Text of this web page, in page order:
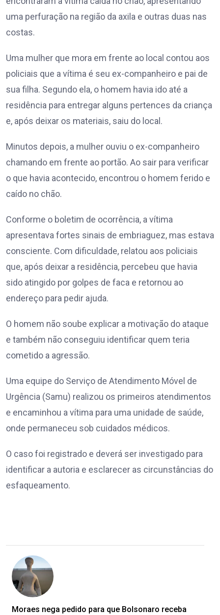
uma perfuração na região da axila e outras duas nas
costas.
Uma mulher que mora em frente ao local contou aos
policiais que a vítima é seu ex-companheiro e pai de
sua filha. Segundo ela, o homem havia ido até a
residência para entregar alguns pertences da criança
e, após deixar os materiais, saiu do local.
Minutos depois, a mulher ouviu o ex-companheiro
chamando em frente ao portão. Ao sair para verificar
o que havia acontecido, encontrou o homem ferido e
caído no chão.
Conforme o boletim de ocorrência, a vítima
apresentava fortes sinais de embriaguez, mas estava
consciente. Com dificuldade, relatou aos policiais
que, após deixar a residência, percebeu que havia
sido atingido por golpes de faca e retornou ao
endereço para pedir ajuda.
O homem não soube explicar a motivação do ataque
e também não conseguiu identificar quem teria
cometido a agressão.
Uma equipe do Serviço de Atendimento Móvel de
Urgência (Samu) realizou os primeiros atendimentos
e encaminhou a vítima para uma unidade de saúde,
onde permaneceu sob cuidados médicos.
O caso foi registrado e deverá ser investigado para
identificar a autoria e esclarecer as circunstâncias do
esfaqueamento.
Moraes nega pedido para que Bolsonaro receba